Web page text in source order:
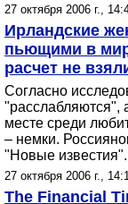
27 октября 2006 г.,
Ирландские
пьющими в
расчет не
Согласно
"расслабляются",
месте среди
– немки.
"Новые известия".
27 октября 2006 г.,
The Financial